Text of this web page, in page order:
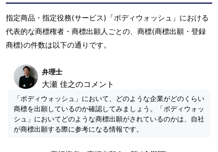
指定商品・指定役務(サービス)「ボディウォッシュ」における
代表的な商標権者・商標出願人ごとの、商標(商標出願・登録
商標)の件数は以下の通りです。
弁理士
大瀬 佳之のコメント
「ボディウォッシュ」において、どのような企業がどのくらい
商標を出願しているのか確認してみましょう。「ボディウォッ
シュ」においてどのような商標出願がされているのかは、自社
が商標出願する際に参考になる情報です。